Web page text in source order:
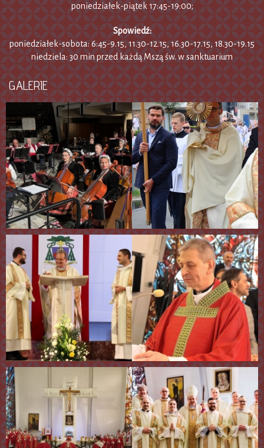
poniedziałek-piątek 17:45-19:00;
Spowiedź:
poniedziałek-sobota: 6:45-9.15, 11.30-12.15, 16.30-17.15, 18.30-19.15
niedziela: 30 min przed każdą Mszą św. w sanktuarium
GALERIE